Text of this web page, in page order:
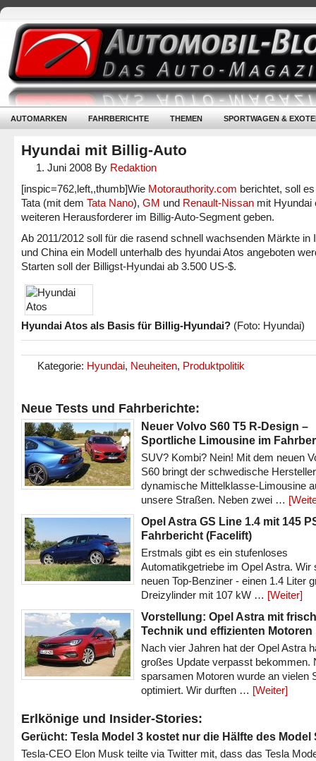
AUTOMARKEN FAHRBERICHTE THEMEN SPORTWAGEN &
Hyundai mit Billig-Auto
1. Juni 2008 By Redaktion
[inspic=762,left,,thumb]Wie Motorauthority.com berichtet, soll
Tata (mit dem Tata Nano), GM und Renault-Nissan mit Hyundai
weiteren Herausforderer im Billig-Auto-Segment geben.
Ab 2011/2012 soll für die rasend schnell wachsenden Märkte in
und China ein Modell unterhalb des hyundai Atos angeboten
Starten soll der Billigst-Hyundai ab 3.500 US-$.
Hyundai Atos als Basis für Billig-Hyundai? (Foto: Hyundai)
Kategorie: Hyundai, Neuheiten, Produktpolitik
Neue Tests und Fahrberichte:
Neuer Volvo S60 T5 R-Design –
Sportliche Limousine im
SUV? Kombi? Nein! Mit dem neuen
S60 bringt der schwedische
dynamische Mittelklasse-Limousine
unsere Straßen. Neben zwei …
Opel Astra GS Line 1.4 mit 145
Fahrbericht (Facelift)
Erstmals gibt es ein stufenloses
Automatikgetriebe im Opel Astra. Wir
neuen Top-Benziner - einen 1.4 Liter
Dreizylinder mit 107 kW … [Weiter]
Vorstellung: Opel Astra mit
Technik und effizienten Motoren
Nach vier Jahren hat der Opel Astra
großes Update verpasst bekommen.
sparsamen Motoren wurde an vielen
optimiert. Wir durften … [Weiter]
Erlkönige und Insider-Stories:
Gerücht: Tesla Model 3 kostet nur die Hälfte des Model
Tesla-CEO Elon Musk teilte via Twitter mit, dass das Tesla